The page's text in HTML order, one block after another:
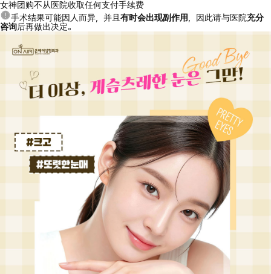
女神团购不从医院收取任何支付手续费
手术结果可能因人而异，并且 有时会出现副作用 ，因此请与医院充分
咨询后再做出决定。